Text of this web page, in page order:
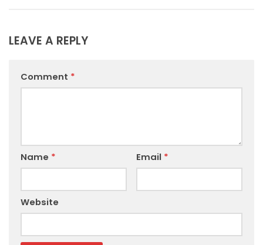
LEAVE A REPLY
Comment *
Name * Email *
Website